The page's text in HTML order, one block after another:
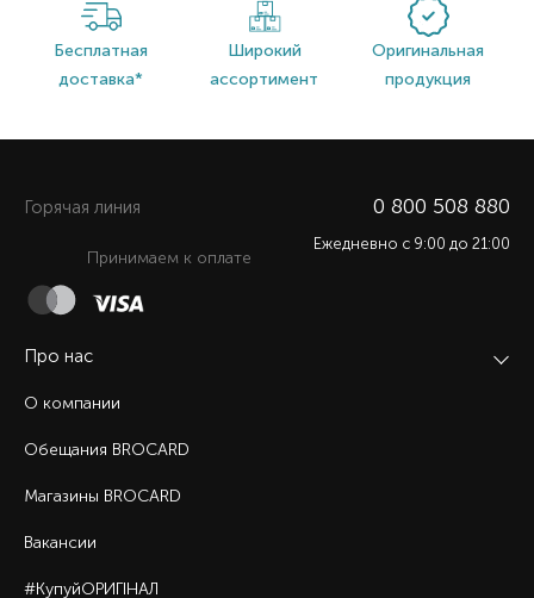
Бесплатная
доставка*
Широкий
ассортимент
Оригинальная
продукция
Про нас
О компании
Обещания BROCARD
Магазины BROCARD
Вакансии
#КупуйОРИГІНАЛ
Горячая линия 0 800 508 880
Ежедневно c 9:00 до 21:00
Принимаем к оплате